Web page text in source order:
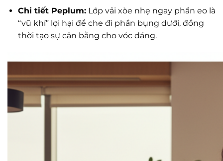
Chi tiết Peplum:Lớp vải xòe nhẹ ngay phần eo là
“vũ khí” lợi hại để che đi phần bụng dưới, đồng
thời tạo sự cân bằng cho vóc dáng.